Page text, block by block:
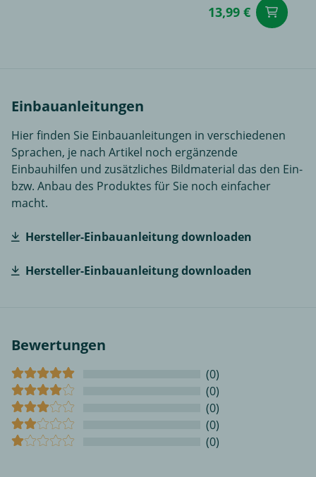
13,99 €
Einbauanleitungen
Hier finden Sie Einbauanleitungen in verschiedenen
Sprachen, je nach Artikel noch ergänzende
Einbauhilfen und zusätzliches Bildmaterial das den Ein-
bzw. Anbau des Produktes für Sie noch einfacher
macht.
Hersteller-Einbauanleitung downloaden
Hersteller-Einbauanleitung downloaden
Bewertungen
(0)
(0)
(0)
(0)
(0)